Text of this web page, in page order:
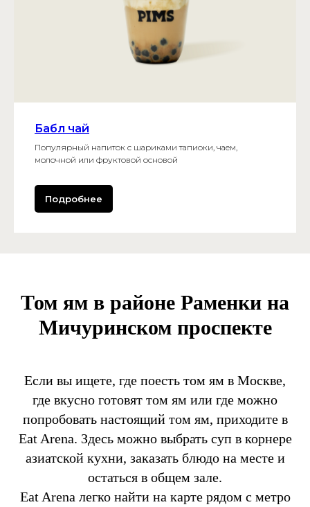
Бабл чай
Популярный напиток с шариками тапиоки, чаем,
молочной или фруктовой основой
Подробнее
Том ям в районе Раменки на
Мичуринском проспекте
Если вы ищете, где поесть том ям в Москве,
где вкусно готовят том ям или где можно
попробовать настоящий том ям, приходите в
Eat Arena. Здесь можно выбрать суп в корнере
азиатской кухни, заказать блюдо на месте и
остаться в общем зале.
Eat Arena легко найти на карте рядом с метро